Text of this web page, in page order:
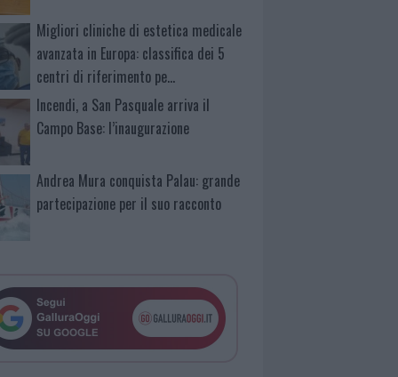
Migliori cliniche di estetica medicale
avanzata in Europa: classifica dei 5
centri di riferimento pe…
Incendi, a San Pasquale arriva il
Campo Base: l’inaugurazione
Andrea Mura conquista Palau: grande
partecipazione per il suo racconto